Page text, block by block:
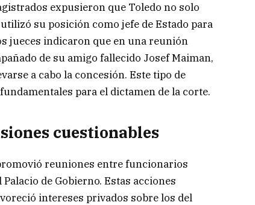
expusieron que Toledo no solo
su posición como jefe de Estado para
jueces indicaron que en una reunión
de su amigo fallecido Josef Maiman,
a cabo la concesión. Este tipo de
para el dictamen de la corte.
cuestionables
reuniones entre funcionarios
de Gobierno. Estas acciones
intereses privados sobre los del